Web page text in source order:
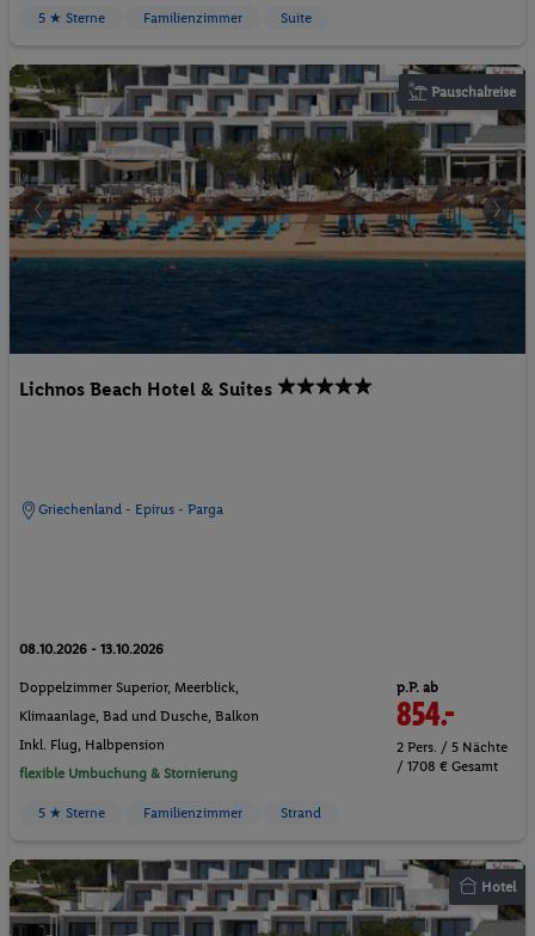
5 ★ Sterne Familienzimmer Suite
Pauschalreise
Lichnos Beach Hotel & Suites
Griechenland - Epirus - Parga
08.10.2026 - 13.10.2026
Doppelzimmer Superior, Meerblick,
Klimaanlage, Bad und Dusche, Balkon
Inkl. Flug, Halbpension
flexible Umbuchung & Stornierung
p.P. ab
854.-
2 Pers. / 5 Nächte
/ 1708 € Gesamt
5 ★ Sterne Familienzimmer Strand
Hotel